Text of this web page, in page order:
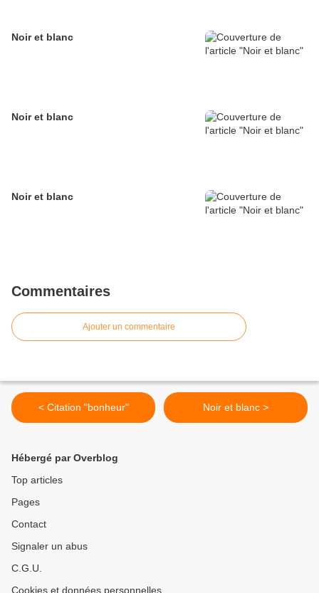
Noir et blanc
Noir et blanc
Noir et blanc
Commentaires
Ajouter un commentaire
< Citation "bonheur" Noir et blanc >
Hébergé par Overblog
Top articles
Pages
Contact
Signaler un abus
C.G.U.
Cookies et données personnelles